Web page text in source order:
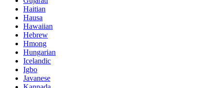
Haitian
Hausa
Hawaiian
Hebrew
Hmong
Hungarian
Icelandic
Igbo
Javanese